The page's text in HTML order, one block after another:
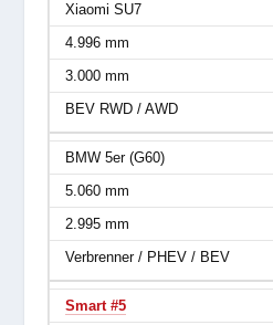
Xiaomi SU7
4.996 mm
3.000 mm
BEV RWD / AWD
BMW 5er (G60)
5.060 mm
2.995 mm
Verbrenner / PHEV / BEV
Smart #5